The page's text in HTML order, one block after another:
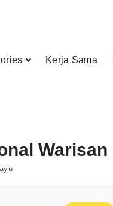
Kerja Sama
Warisan